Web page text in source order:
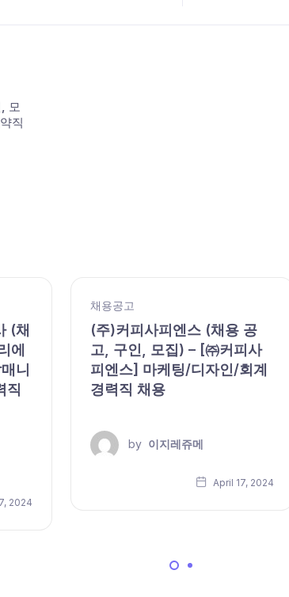
모
직
(채
에
니
직
2024
채용공고
(주)커피사피엔스 (채용 공
고, 구인, 모집) – [㈜커피사
피엔스] 마케팅/디자인/회계
경력직 채용
by 이지레쥬메
April 17, 2024